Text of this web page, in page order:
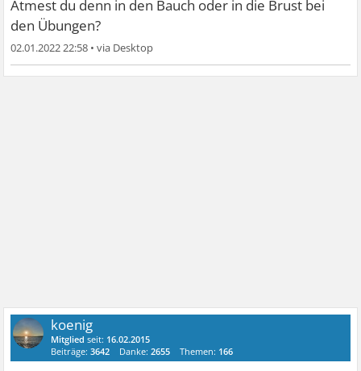
Atmest du denn in den Bauch oder in die Brust bei
den Übungen?
02.01.2022 22:58 •
koenig
Mitglied seit: 16.02.2015
Beiträge:3642 Danke:2655 Themen: 166